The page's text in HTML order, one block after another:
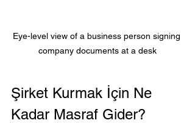
Eye-level view of a business person signing
company documents at a desk
Şirket Kurmak İçin Ne
Kadar Masraf Gider?